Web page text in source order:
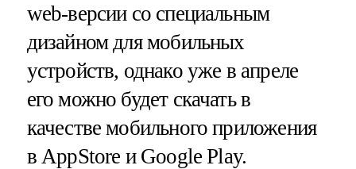
web-версии со специальным
дизайном для мобильных
устройств, однако уже в апреле
его можно будет скачать в
качестве мобильного приложения
в AppStore и Google Play.